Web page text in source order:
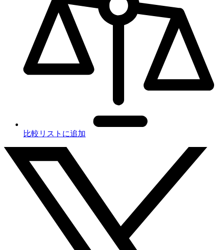
比較リストに追加